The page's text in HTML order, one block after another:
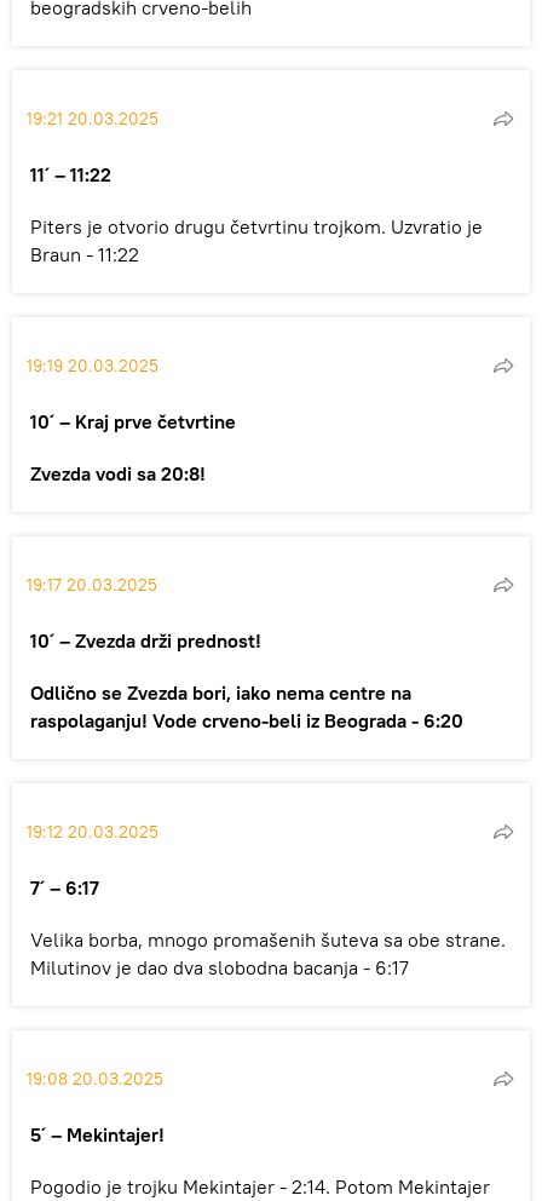
beogradskih crveno-belih
19:21 20.03.2025
11´ – 11:22
Piters je otvorio drugu četvrtinu trojkom. Uzvratio je
Braun - 11:22
19:19 20.03.2025
10´ – Kraj prve četvrtine
Zvezda vodi sa 20:8!
19:17 20.03.2025
10´ – Zvezda drži prednost!
Odlično se Zvezda bori, iako nema centre na
raspolaganju! Vode crveno-beli iz Beograda - 6:20
19:12 20.03.2025
7´ – 6:17
Velika borba, mnogo promašenih šuteva sa obe strane.
Milutinov je dao dva slobodna bacanja - 6:17
19:08 20.03.2025
5´ – Mekintajer!
Pogodio je trojku Mekintajer - 2:14. Potom Mekintajer